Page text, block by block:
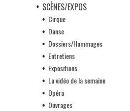
SCÈNES/EXPOS
Cirque
Danse
Dossiers/Hommages
Entretiens
Expositions
La vidéo de la semaine
Opéra
Ouvrages